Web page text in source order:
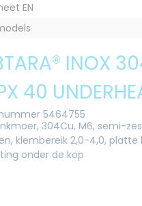
EN
INOX
40
5464755
304Cu, M6, semi-
klembereik 2,0-4,0, platte
onder de kop